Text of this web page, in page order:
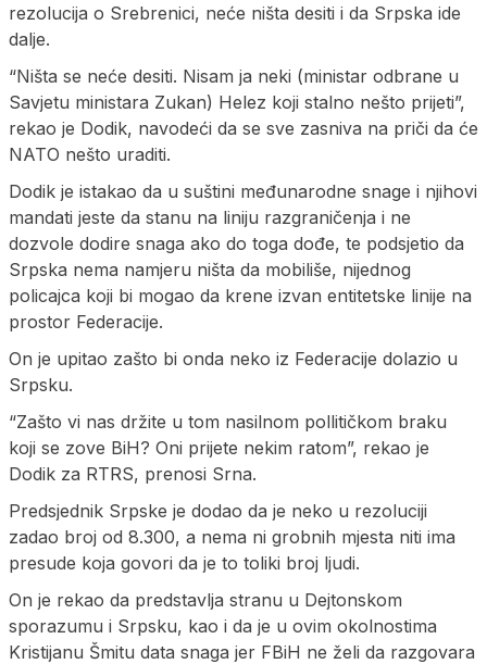
rezolucija o Srebrenici, neće ništa desiti i da Srpska ide
dalje.
“Ništa se neće desiti. Nisam ja neki (ministar odbrane u
Savjetu ministara Zukan) Helez koji stalno nešto prijeti”,
rekao je Dodik, navodeći da se sve zasniva na priči da će
NATO nešto uraditi.
Dodik je istakao da u suštini međunarodne snage i njihovi
mandati jeste da stanu na liniju razgraničenja i ne
dozvole dodire snaga ako do toga dođe, te podsjetio da
Srpska nema namjeru ništa da mobiliše, nijednog
policajca koji bi mogao da krene izvan entitetske linije na
prostor Federacije.
On je upitao zašto bi onda neko iz Federacije dolazio u
Srpsku.
“Zašto vi nas držite u tom nasilnom pollitičkom braku
koji se zove BiH? Oni prijete nekim ratom”, rekao je
Dodik za RTRS, prenosi Srna.
Predsjednik Srpske je dodao da je neko u rezoluciji
zadao broj od 8.300, a nema ni grobnih mjesta niti ima
presude koja govori da je to toliki broj ljudi.
On je rekao da predstavlja stranu u Dejtonskom
sporazumu i Srpsku, kao i da je u ovim okolnostima
Kristijanu Šmitu data snaga jer FBiH ne želi da razgovara